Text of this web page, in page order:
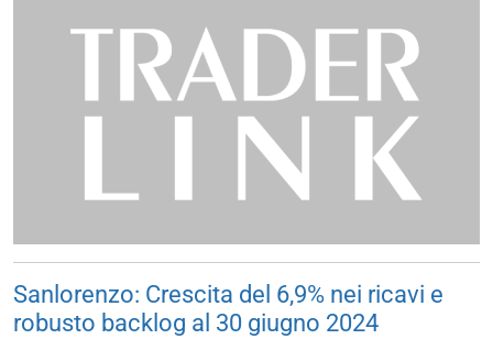
Sanlorenzo: Crescita del 6,9% nei ricavi e
robusto backlog al 30 giugno 2024